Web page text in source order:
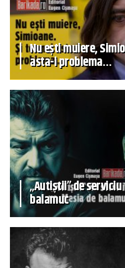
Nu ești muiere,
asta-i problema…
„Autiștii” de
balamuc